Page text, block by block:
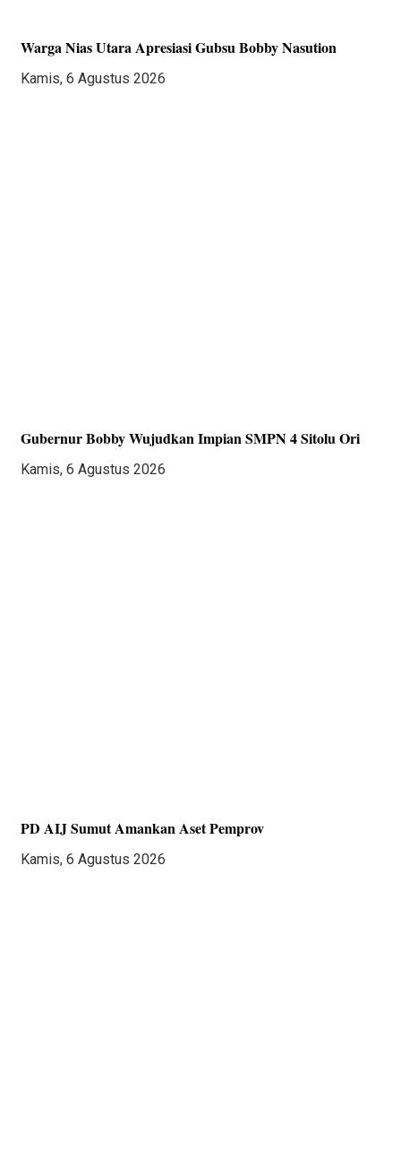
Warga Nias Utara Apresiasi Gubsu Bobby Nasution
Kamis, 6 Agustus 2026
Gubernur Bobby Wujudkan Impian SMPN 4 Sitolu Ori
Kamis, 6 Agustus 2026
PD AIJ Sumut Amankan Aset Pemprov
Kamis, 6 Agustus 2026